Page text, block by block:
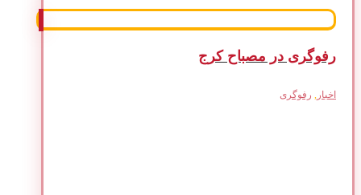
رفوگری در مصباح کرج
اخبار رفوگری